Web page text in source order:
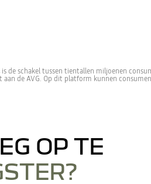
schakel tussen tientallen miljoenen
de AVG. Op dit platform kunnen
OP TE